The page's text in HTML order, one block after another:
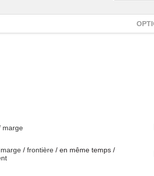
marge
marge / frontière / en même temps /